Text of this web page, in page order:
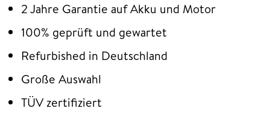
2 Jahre Garantie auf Akku und Motor
100% geprüft und gewartet
Refurbished in Deutschland
Große Auswahl
TÜV zertifiziert